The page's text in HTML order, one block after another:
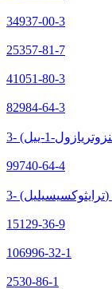
34937-00-3
25357-81-7
41051-80-3
82984-64-3
99740-64-4
15129-36-9
106996-32-1
2530-86-1